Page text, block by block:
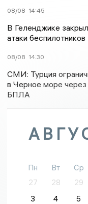
08/08 14:45
В Геленджике
атаки беспилотников
08/08 14:30
СМИ: Турция
в Черное море
БПЛА
Пн Вт Ср
27
28 29
3
4 5